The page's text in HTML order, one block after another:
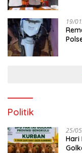
19/
Politik
25/
Hari